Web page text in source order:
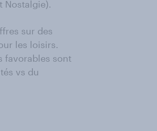
Nostalgie).
sur des
les loisirs.
favorables sont
vs du